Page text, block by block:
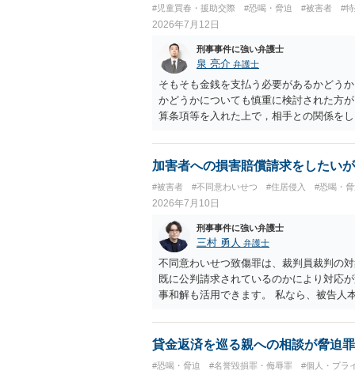
#児童買春・援助交際 #恐喝・脅迫 #被害者 #
2026年7月12日
刑事事件に強い弁護士
泉 亮介 弁護士
そもそも金銭を支払う必要があるかどう
かどうかについても慎重に検討された方
算条項等を入れた上で，相手との関係を
加害者への損害賠償請求をしたい
#被害者 #不同意わいせつ #住居侵入 #恐喝・
2026年7月10日
刑事事件に強い弁護士
三村 勇人 弁護士
不同意わいせつ致傷罪は、裁判員裁判の
既に公判請求されているのかにより対応
事和解も活用できます。 私なら、被告人
ますが、経験上うまくいった例をみたこ
す。 ※余談ですが、被害者通知を依頼す
貸金返済を巡る親への相談が脅迫
#恐喝・脅迫 #名誉毀損罪・侮辱罪 #個人・プラ